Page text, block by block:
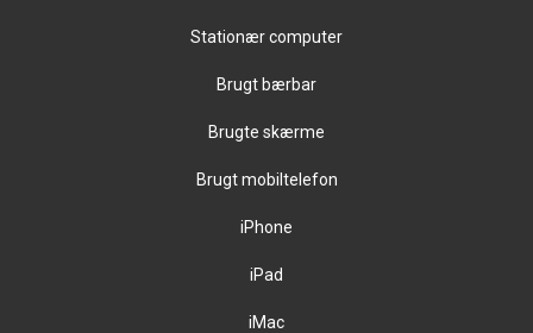
Stationær computer
Brugt bærbar
Brugte skærme
Brugt mobiltelefon
iPhone
iPad
iMac